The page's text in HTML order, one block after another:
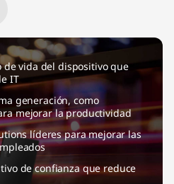
de vida del dispositivo que
IT
generación, como
mejorar la productividad
líderes para mejorar las
de confianza que reduce